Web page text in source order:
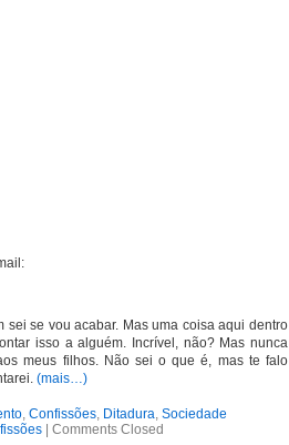
sei se vou acabar. Mas uma coisa aqui dentro
isso a alguém. Incrível, não? Mas nunca
meus filhos. Não sei o que é, mas te falo
(mais…)
, Confissões, Ditadura, Sociedade
| Comments Closed